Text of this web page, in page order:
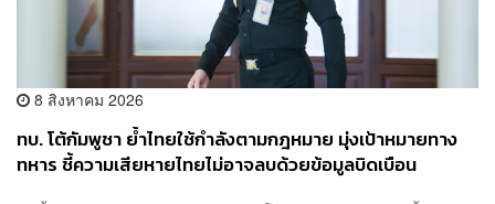
8 สิงหาคม 2026
ทบ. โต้กัมพูชา ย้ำไทยใช้กำลังตามกฎหมาย มุ่งเป้าหมายทาง
ทหาร ชี้ความเสียหายไทยไม่อาจลบด้วยข้อมูลบิดเบือน